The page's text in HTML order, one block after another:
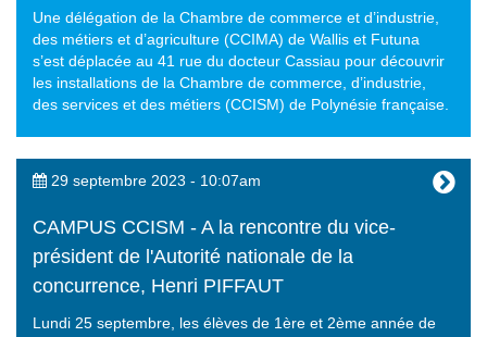
Une délégation de la Chambre de commerce et d’industrie,
des métiers et d’agriculture (CCIMA) de Wallis et Futuna
s’est déplacée au 41 rue du docteur Cassiau pour découvrir
les installations de la Chambre de commerce, d’industrie,
des services et des métiers (CCISM) de Polynésie française.
29 septembre 2023 - 10:07am
CAMPUS CCISM - A la rencontre du vice-
président de l'Autorité nationale de la
concurrence, Henri PIFFAUT
Lundi 25 septembre, les élèves de 1ère et 2ème année de